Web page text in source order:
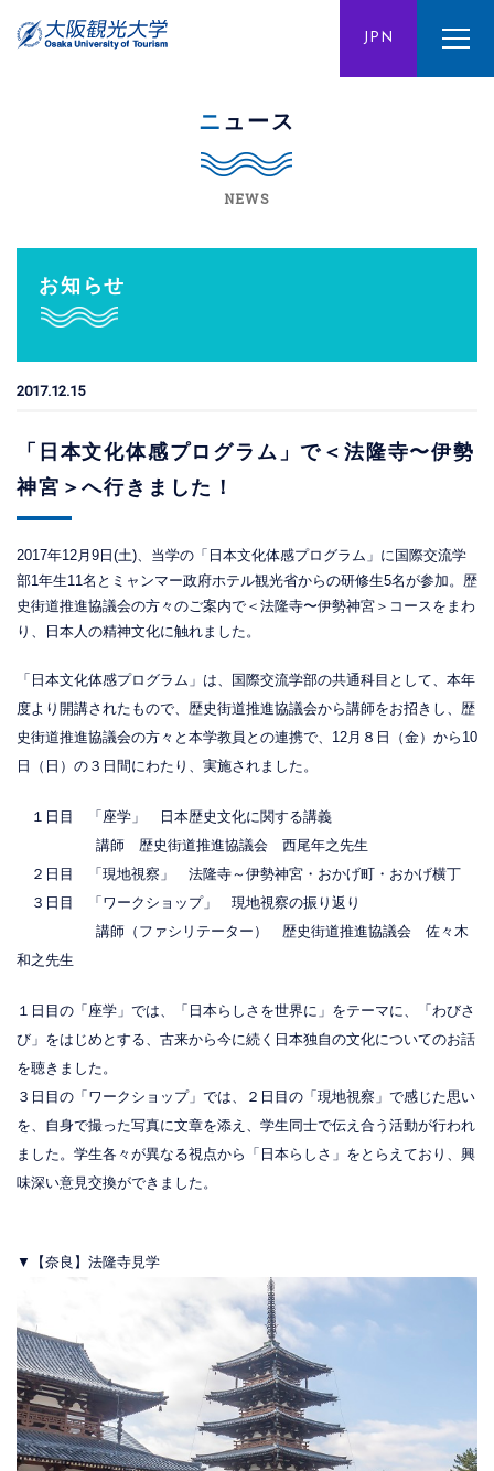
JPN
ENG CHN
ニュース
NEWS
お知らせ
2017.12.15
「日本文化体感プログラム」で＜法隆寺〜伊勢
神宮＞へ行きました！
2017年12月9日(土)、当学の「日本文化体感プログラム」に国際交流学
部1年生11名とミャンマー政府ホテル観光省からの研修生5名が参加。歴
史街道推進協議会の方々のご案内で＜法隆寺〜伊勢神宮＞コースをまわ
り、日本人の精神文化に触れました。
「日本文化体感プログラム」は、国際交流学部の共通科目として、本年
度より開講されたもので、歴史街道推進協議会から講師をお招きし、歴
史街道推進協議会の方々と本学教員との連携で、12月８日（金）から10
日（日）の３日間にわたり、実施されました。
１日目 「座学」 日本歴史文化に関する講義
講師 歴史街道推進協議会 西尾年之先生
２日目 「現地視察」 法隆寺～伊勢神宮・おかげ町・おかげ横丁
３日目 「ワークショップ」 現地視察の振り返り
講師（ファシリテーター） 歴史街道推進協議会 佐々木
和之先生
１日目の「座学」では、「日本らしさを世界に」をテーマに、「わびさ
び」をはじめとする、古来から今に続く日本独自の文化についてのお話
を聴きました。
３日目の「ワークショップ」では、２日目の「現地視察」で感じた思い
を、自身で撮った写真に文章を添え、学生同士で伝え合う活動が行われ
ました。学生各々が異なる視点から「日本らしさ」をとらえており、興
味深い意見交換ができました。
▼【奈良】法隆寺見学